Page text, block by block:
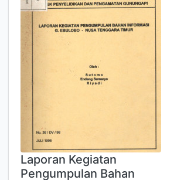
Laporan Kegiatan
Pengumpulan Bahan